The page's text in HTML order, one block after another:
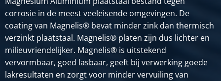
corrosie in de meest veeleisende omgevingen. De
coating van Magnelis® bevat minder zink dan thermisch
verzinkt plaatstaal. Magnelis® platen zijn dus lichter en
milieuvriendelijker. Magnelis® is uitstekend
vervormbaar, goed lasbaar, geeft bij verwerking goede
lakresultaten en zorgt voor minder vervuiling van